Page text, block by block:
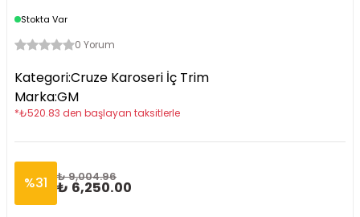
Stokta Var
0 Yorum
Kategori:Cruze Karoseri İç Trim
Marka:GM
*₺520.83 den başlayan taksitlerle
%31 ₺ 9,004.96
₺ 6,250.00